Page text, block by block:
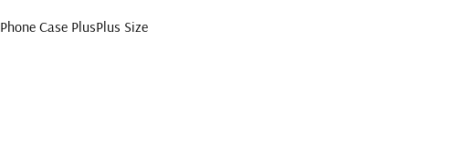
Phone Case PlusPlus Size